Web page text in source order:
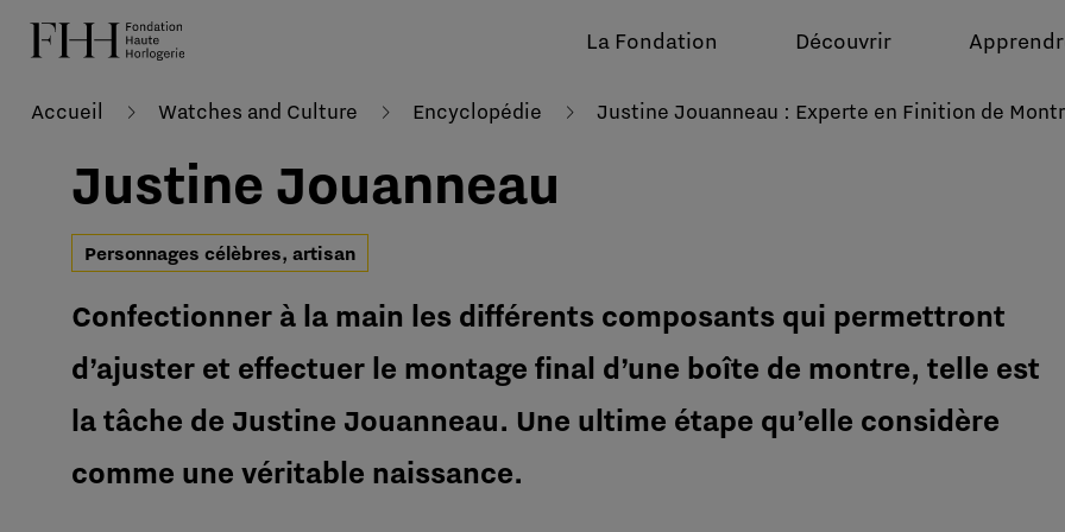
La Fondation Découvrir
Accueil Watches and Culture Encyclopédie Justine Jouanneau : Experte en Finition de
Justine Jouanneau
Personnages célèbres, artisan
Confectionner à la main les différents composants qui permettront
d’ajuster et effectuer le montage final d’une boîte de montre, telle est
la tâche de Justine Jouanneau. Une ultime étape qu’elle considère
comme une véritable naissance.